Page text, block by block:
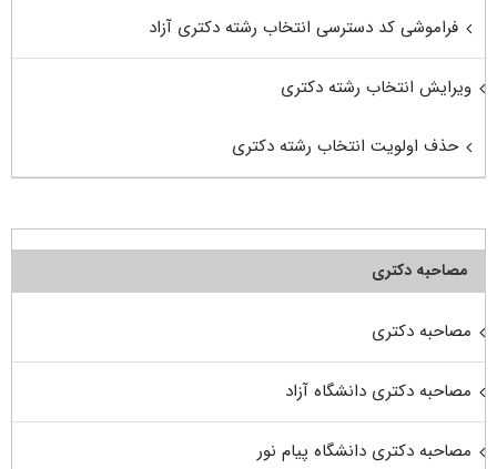
فراموشی کد دسترسی انتخاب رشته دکتری آزاد
ویرایش انتخاب رشته دکتری
حذف اولویت انتخاب رشته دکتری
مصاحبه دکتری
مصاحبه دکتری
مصاحبه دکتری دانشگاه آزاد
مصاحبه دکتری دانشگاه پیام نور